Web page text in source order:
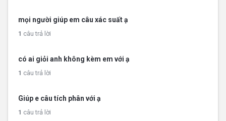
mọi người giúp em câu xác suất ạ
1 câu trả lời
có ai giỏi anh không kèm em với ạ
1 câu trả lời
Giúp e câu tích phân với ạ
1 câu trả lời